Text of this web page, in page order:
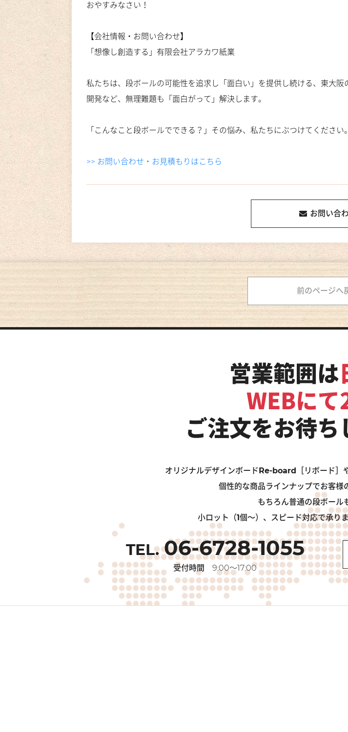
おやすみなさい！
【会社情報・お問い合わせ】
「想像し創造する」有限会社アラカワ紙業
私たちは、段ボールの可能性を追求し「面白い」を提供し続ける、東大
開発など、無理難題も「面白がって」解決します。
「こんなこと段ボールでできる？」その悩み、私たちにぶつけてください。
>> お問い合わせ・お見積もりはこちら
お問い合
前のページへ
営業範囲は
WEBにて
ご注文をお待
オリジナルデザインボードRe-board［リボード］
個性的な商品ラインナップでお客様
もちろん普通の段ボール
小ロット（1個～）、スピード対応で承り
06-6728-1055
受付時間 9:00～17:00